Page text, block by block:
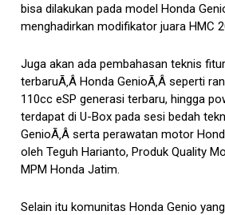
bisa dilakukan pada model Honda
menghadirkan modifikator juara HMC
Juga akan ada pembahasan teknis
terbaruÃ‚Â Honda GenioÃ‚Â seperti
110cc eSP generasi terbaru, hingga
terdapat di U-Box pada sesi bedah
GenioÃ‚Â serta perawatan motor
oleh Teguh Harianto, Produk Quality
MPM Honda Jatim.
Selain itu komunitas Honda Genio